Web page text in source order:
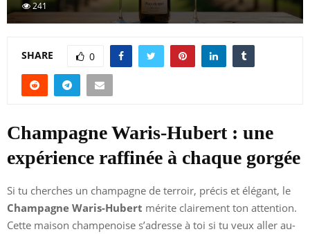
241
SHARE 0
Champagne Waris-Hubert : une
expérience raffinée à chaque gorgée
Si tu cherches un champagne de terroir, précis et élégant, le
Champagne Waris-Hubert mérite clairement ton attention.
Cette maison champenoise s’adresse à toi si tu veux aller au-